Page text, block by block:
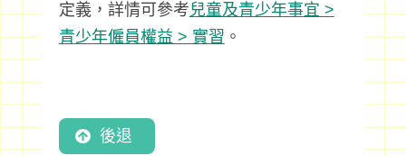
定義，詳情可參考兒童及青少年事宜 >
青少年僱員權益 > 實習 。
後退